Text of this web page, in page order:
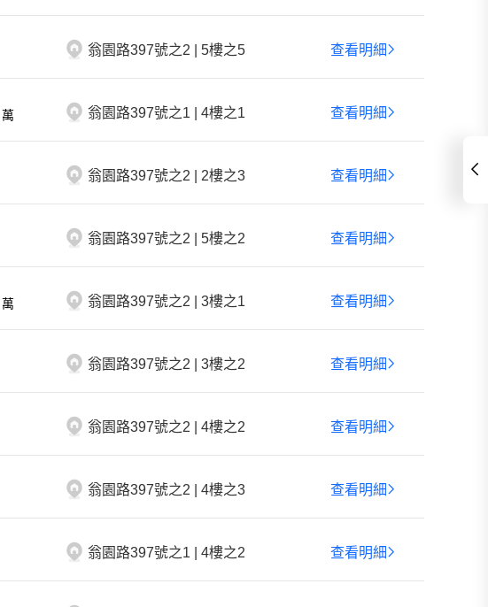
翁園路397號之2 | 5樓之5 查看明細
萬 翁園路397號之1 | 4樓之1 查看明細
翁園路397號之2 | 2樓之3 查看明細
翁園路397號之2 | 5樓之2 查看明細
萬 翁園路397號之2 | 3樓之1 查看明細
翁園路397號之2 | 3樓之2 查看明細
翁園路397號之2 | 4樓之2 查看明細
翁園路397號之2 | 4樓之3 查看明細
翁園路397號之1 | 4樓之2 查看明細